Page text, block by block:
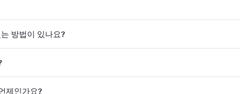
다. 홈페이지에서 항공편을 검색하여 운항 시간과 편수를 확인할
방법이 있나요?
. 카타르항공은 도하를 경유해 150개 이상의 목적지를 연결하며,
타르항공이 운항하는 항공편에서는 비즈니스 클래스(일부 항공
석 등급이 다를 수 있습니다. 예약 시 항공편 세부 정보를 확인하세
제인가요?